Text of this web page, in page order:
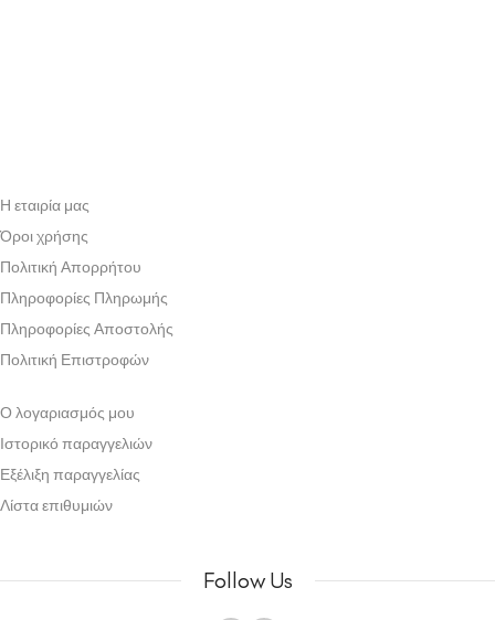
Η εταιρία μας
Όροι χρήσης
Πολιτική Απορρήτου
Πληροφορίες Πληρωμής
Πληροφορίες Αποστολής
Πολιτική Επιστροφών
Ο λογαριασμός μου
Ιστορικό παραγγελιών
Εξέλιξη παραγγελίας
Λίστα επιθυμιών
Follow Us